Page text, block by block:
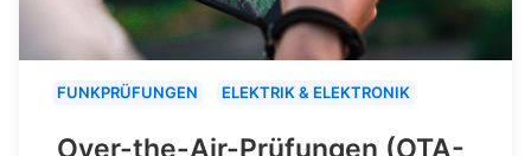
FUNKPRÜFUNGEN ELEKTRIK & ELEKTRONIK
Over-the-Air-Prüfungen (OTA-